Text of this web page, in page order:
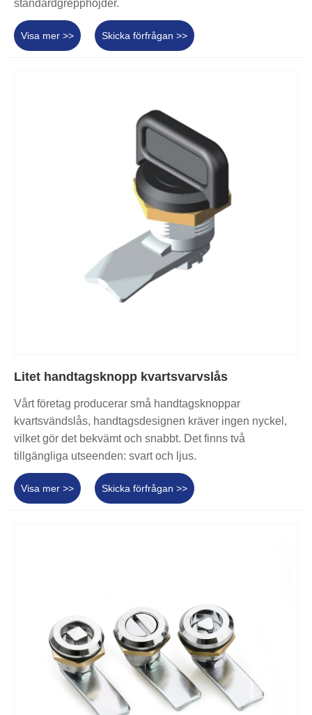
standardgrepphöjder.
Visa mer >> Skicka förfrågan >>
Litet handtagsknopp kvartsvarvslås
Vårt företag producerar små handtagsknoppar
kvartsvändslås, handtagsdesignen kräver ingen nyckel,
vilket gör det bekvämt och snabbt. Det finns två
tillgängliga utseenden: svart och ljus.
Visa mer >> Skicka förfrågan >>